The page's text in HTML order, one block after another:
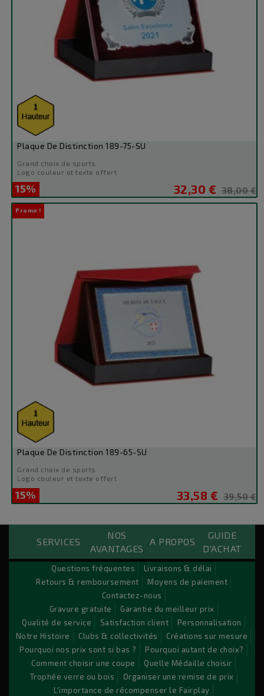
15%
Plaque De Distinction 189-75-SU
Grand choix de sports
Logo couleur et texte offert
Prix
32,30 € Prix
de
38,00 €
Promo !
15%
Plaque De Distinction 189-65-SU
Grand choix de sports
Logo couleur et texte offert
Prix
33,58 € Prix
base
39,50 €
SERVICES
NOS
AVANTAGES
A PROPOS
GUIDE
D'ACHAT
Questions fréquentes
Livraisons & délai
Retours & remboursement
Moyens de paiement
Contactez-nous
Gravure gratuite
Garantie du meilleur prix
Qualité de service
Satisfaction client
Personnalisation
Notre Histoire
Clubs & collectivités
Créations sur mesure
Pourquoi nos prix sont si bas ?
Pourquoi autant de choix?
Comment choisir une coupe
Quelle Médaille choisir
Trophée verre ou bois
Organiser une remise de prix
L'importance de récompenser le Fairplay
Custom Payements Block
Lorem ipsum dolor sit amet conse ctetu
Sit amet conse ctetur adipisicing elit, sed do eiusmod
tempor incididunt ut labore et dolore magna aliqua. Ut
enim ad minim veniam, quis nostrud exercitation ullamco
laboris nisi ut aliquip ex ea commodo consequat. Duis aute
irure dolor in reprehenderit.
© 2026 - Logiciel e-commerce par PrestaShop™